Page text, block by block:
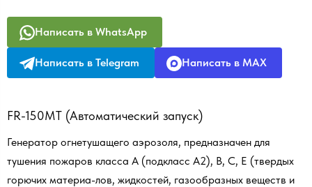
Написать в WhatsApp
Написать в Telegram Написать в MAX
FR-150МТ (Автоматический запуск)
Генератор огнетушащего аэрозоля, предназначен для
тушения пожаров класса А (подкласс А2), В, С, Е (твердых
горючих материа-лов, жидкостей, газообразных веществ и